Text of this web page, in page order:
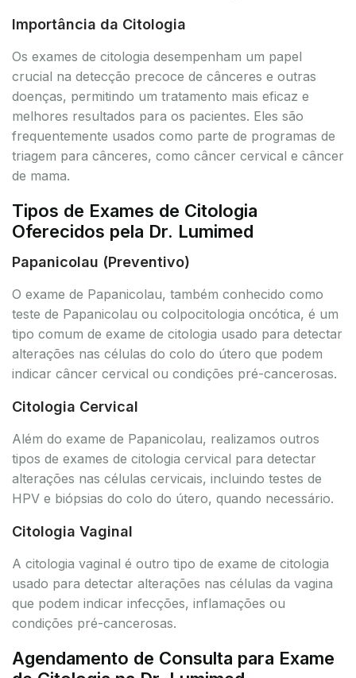
Importância da Citologia
Os exames de citologia desempenham um papel
crucial na detecção precoce de cânceres e outras
doenças, permitindo um tratamento mais eficaz e
melhores resultados para os pacientes. Eles são
frequentemente usados como parte de programas de
triagem para cânceres, como câncer cervical e câncer
de mama.
Tipos de Exames de Citologia
Oferecidos pela Dr. Lumimed
Papanicolau (Preventivo)
O exame de Papanicolau, também conhecido como
teste de Papanicolau ou colpocitologia oncótica, é um
tipo comum de exame de citologia usado para detectar
alterações nas células do colo do útero que podem
indicar câncer cervical ou condições pré-cancerosas.
Citologia Cervical
Além do exame de Papanicolau, realizamos outros
tipos de exames de citologia cervical para detectar
alterações nas células cervicais, incluindo testes de
HPV e biópsias do colo do útero, quando necessário.
Citologia Vaginal
A citologia vaginal é outro tipo de exame de citologia
usado para detectar alterações nas células da vagina
que podem indicar infecções, inflamações ou
condições pré-cancerosas.
Agendamento de Consulta para Exame